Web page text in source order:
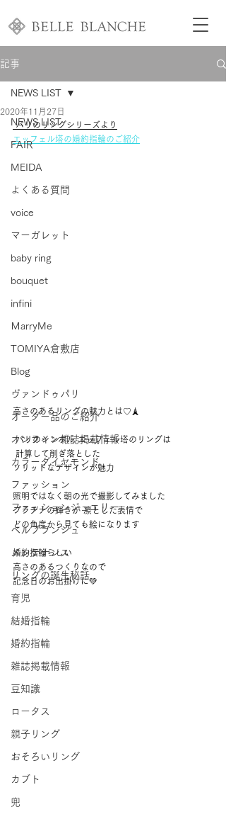
記事
NEWS LIST
FAIR
MEIDA
よくある質問
voice
マーガレット
baby ring
bouquet
infini
ＭarryMe
TOMIYA倉敷店
Blog
ヴァンドゥパリ
オーダー品のご紹介
オンライン雑誌掲載情報
カラーダイヤモンド
ファッション
ファッションジュエリー
ベルブランシュ
メンテナンス
リングの誕生秘話
育児
結婚指輪
婚約指輪
雑誌掲載情報
豆知識
ロータス
親子リング
おそろいリング
カブト
兜
NEWS LIST
2020年11月27日
パリのリングシリーズより
エッフェル塔の婚約指輪のご紹介
高さのあるリングの魅力とは♡🗼
パリのシンボル エッフェル塔のリングは
計算して削ぎ落とした
ソリッドなデザインが魅力
照明ではなく朝の光で撮影してみました
プラチナの輝きが 凛とした表情で
どの角度から見ても絵になります
婚約指輪らしい
高さのあるつくりなので
記念日のお出掛けに💚